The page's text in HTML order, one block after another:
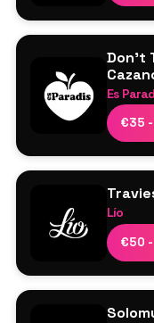
Don't
Es
€35 -
Cartel
Lío
€50 -
Cartel